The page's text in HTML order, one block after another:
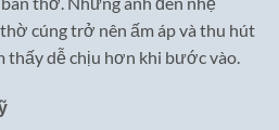
cúng trở nên ấm áp và thu hút
thấy dễ chịu hơn khi bước vào.